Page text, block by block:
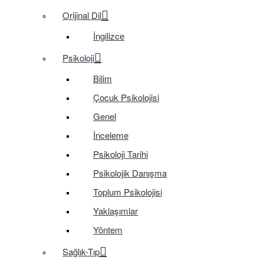
Orijinal Dil
İngilizce
Psikoloji
Bilim
Çocuk Psikolojisi
Genel
İnceleme
Psikoloji Tarihi
Psikolojik Danışma
Toplum Psikolojisi
Yaklaşımlar
Yöntem
Sağlık-Tıp